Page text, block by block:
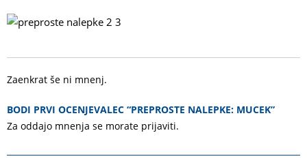
Zaenkrat še ni mnenj.
BODI PRVI OCENJEVALEC “PREPROSTE NALEPKE: MUCEK”
Za oddajo mnenja se morate prijaviti.